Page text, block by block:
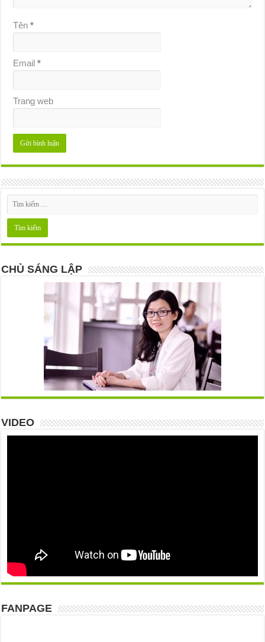
Tên*
Email*
Trang web
CHỦ SÁNG LẬP
VIDEO
FANPAGE